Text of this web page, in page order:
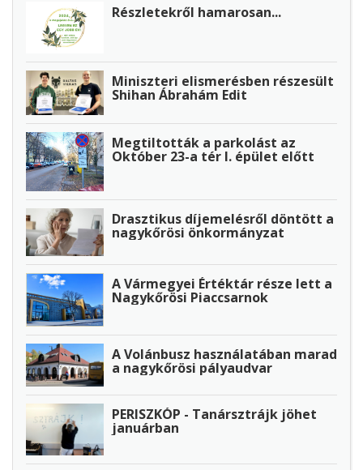
Részletekről hamarosan...
Miniszteri elismerésben részesült
Shihan Ábrahám Edit
Megtiltották a parkolást az
Október 23-a tér I. épület előtt
Drasztikus díjemelésről döntött a
nagykőrösi önkormányzat
A Vármegyei Értéktár része lett a
Nagykőrösi Piaccsarnok
A Volánbusz használatában marad
a nagykőrösi pályaudvar
PERISZKÓP - Tanársztrájk jöhet
januárban